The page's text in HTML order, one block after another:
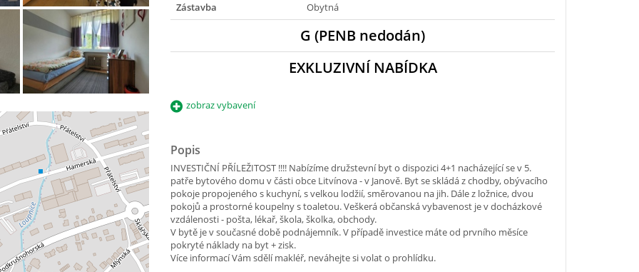
Zástavba
Obytná
G (PENB nedodán)
EXKLUZIVNÍ NABÍDKA
zobraz vybavení
Popis
INVESTIČNÍ PŘÍLEŽITOST !!!! Nabízíme družstevní byt o dispozici 4+1 nacházející se v 5.
patře bytového domu v části obce Litvínova - v Janově. Byt se skládá z chodby, obývacího
pokoje propojeného s kuchyní, s velkou lodžií, směrovanou na jih. Dále z ložnice, dvou
pokojů a prostorné koupelny s toaletou. Veškerá občanská vybavenost je v docházkové
vzdálenosti - pošta, lékař, škola, školka, obchody.
V bytě je v současné době podnájemník. V případě investice máte od prvního měsíce
pokryté náklady na byt + zisk.
Více informací Vám sdělí makléř, neváhejte si volat o prohlídku.